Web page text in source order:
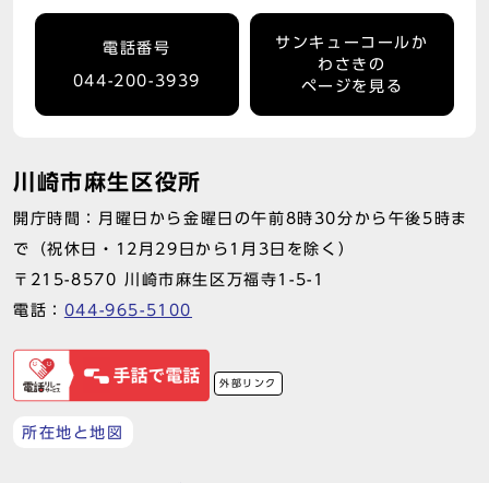
電話番号
044-200-3939
サンキューコールか
わさきの
ページを見る
川崎市麻生区役所
開庁時間：月曜日から金曜日の午前8時30分から午後5時ま
で（祝休日・12月29日から1月3日を除く）
〒215-8570 川崎市麻生区万福寺1-5-1
電話： 044-965-5100
外部リンク
所在地と地図